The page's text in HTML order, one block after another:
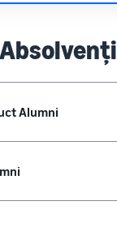
Absolvenți
Alumni